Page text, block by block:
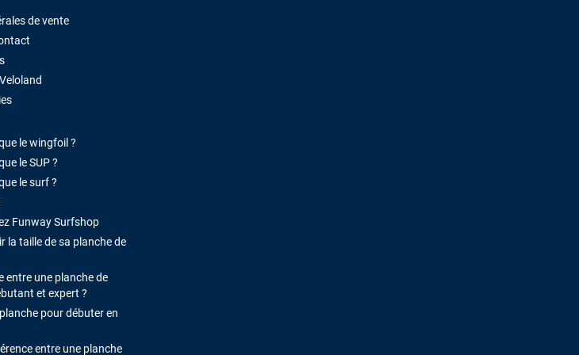
de vente
le wingfoil ?
le SUP ?
le surf ?
Funway Surfshop
la taille de sa planche de
entre une planche de
et expert ?
pour débuter en
entre une planche